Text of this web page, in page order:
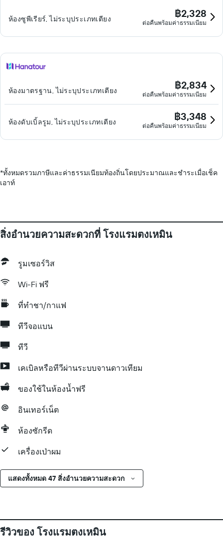
ห้องซูพีเรียร์, ไม่ระบุประเภทเตียง ฿2,328
ต่อคืนพร้อมค่าธรรมเนียม
ห้องมาตรฐาน, ไม่ระบุประเภทเตียง ฿2,834
ต่อคืนพร้อมค่าธรรมเนียม
ห้องดับเบิ้ลรูม, ไม่ระบุประเภทเตียง ฿3,348
ต่อคืนพร้อมค่าธรรมเนียม
*ทั้งหมดรวมภาษีและค่าธรรมเนียมท้องถิ่นโดยประมาณและชำระเมื่อเช็ค
เอาท์
สิ่งอำนวยความสะดวกที่ โรงแรมตงเหมิน
รูมเซอร์วิส
Wi-Fi ฟรี
ที่ทำชา/กาแฟ
ทีวีจอแบน
ทีวี
เคเบิลหรือทีวีผ่านระบบจานดาวเทียม
ของใช้ในห้องน้ำฟรี
อินเทอร์เน็ต
ห้องซักรีด
เครื่องเป่าผม
แสดงทั้งหมด 47 สิ่งอำนวยความสะดวก
รีวิวของ โรงแรมตงเหมิน